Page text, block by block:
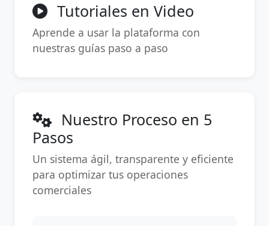
Tutoriales en Video
Aprende a usar la plataforma con
nuestras guías paso a paso
Nuestro Proceso en 5
Pasos
Un sistema ágil, transparente y eficiente
para optimizar tus operaciones
comerciales